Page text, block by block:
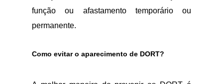
função ou afastamento temporário ou
permanente.
Como evitar o aparecimento de DORT?